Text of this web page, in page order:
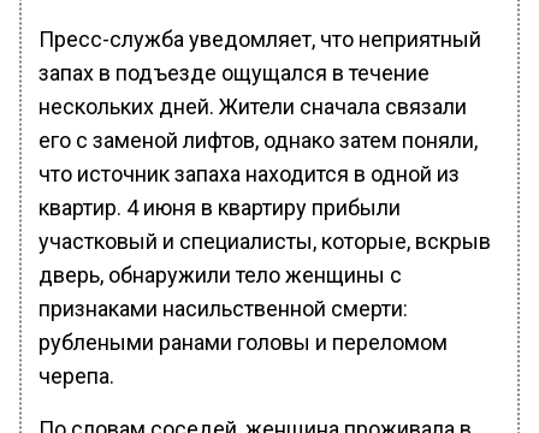
Пресс-служба уведомляет, что неприятный
запах в подъезде ощущался в течение
нескольких дней. Жители сначала связали
его с заменой лифтов, однако затем поняли,
что источник запаха находится в одной из
квартир. 4 июня в квартиру прибыли
участковый и специалисты, которые, вскрыв
дверь, обнаружили тело женщины с
признаками насильственной смерти:
рублеными ранами головы и переломом
черепа.